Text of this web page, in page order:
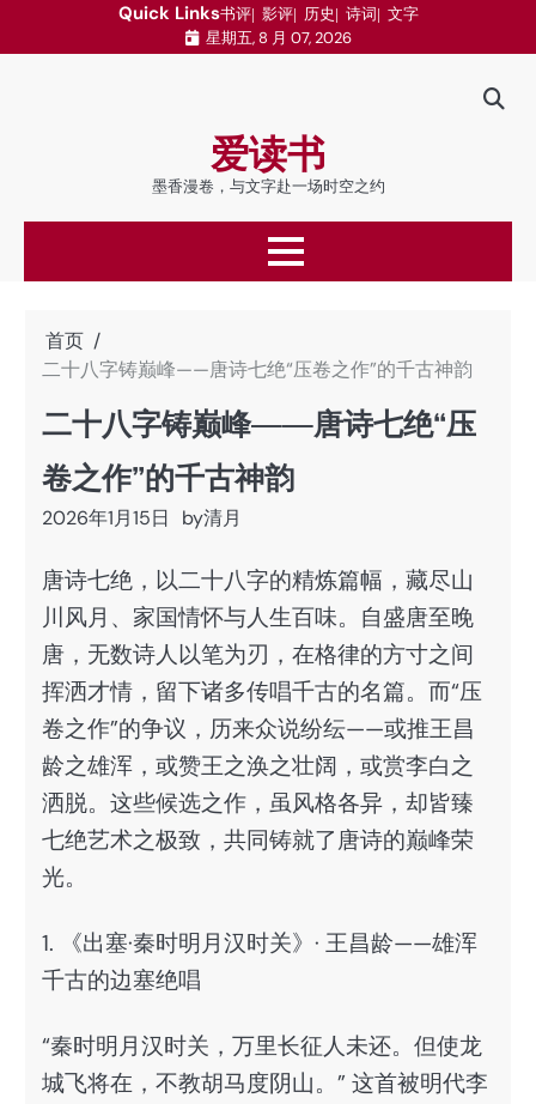
Quick Links书评 影评 历史 诗词 文字
星期五, 8 月 07, 2026
爱读书
墨香漫卷，与文字赴一场时空之约
首页
二十八字铸巅峰——唐诗七绝“压卷之作”的千古神韵
二十八字铸巅峰——唐诗七绝“压
卷之作”的千古神韵
2026年1月15日 by清月
唐诗七绝，以二十八字的精炼篇幅，藏尽山
川风月、家国情怀与人生百味。自盛唐至晚
唐，无数诗人以笔为刃，在格律的方寸之间
挥洒才情，留下诸多传唱千古的名篇。而“压
卷之作”的争议，历来众说纷纭——或推王昌
龄之雄浑，或赞王之涣之壮阔，或赏李白之
洒脱。这些候选之作，虽风格各异，却皆臻
七绝艺术之极致，共同铸就了唐诗的巅峰荣
光。
1. 《出塞·秦时明月汉时关》· 王昌龄——雄浑
千古的边塞绝唱
“秦时明月汉时关，万里长征人未还。但使龙
城飞将在，不教胡马度阴山。” 这首被明代李